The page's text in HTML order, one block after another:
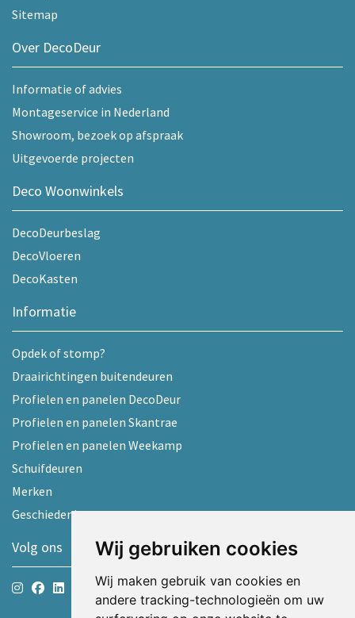
Wij gebruiken cookies
Wij maken gebruik van cookies en
andere tracking-technologieën om uw
Sitemap
Over DecoDeur
Informatie of advies
Montageservice in Nederland
Showroom, bezoek op afspraak
Uitgevoerde projecten
Deco Woonwinkels
DecoDeurbeslag
DecoVloeren
DecoKasten
Informatie
Opdek of stomp?
Draairichtingen buitendeuren
Profielen en panelen DecoDeur
Profielen en panelen Skantrae
Profielen en panelen Weekamp
Schuifdeuren
Merken
Geschiedenis
Volg ons